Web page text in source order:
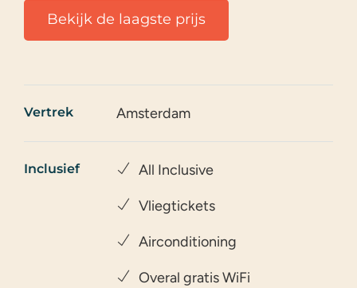
Bekijk de laagste prijs
Vertrek Amsterdam
Inclusief All Inclusive
Vliegtickets
Airconditioning
Overal gratis WiFi